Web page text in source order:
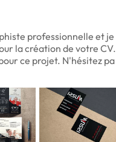
professionnelle et je
la création de votre CV.
ce projet. N'hésitez pa